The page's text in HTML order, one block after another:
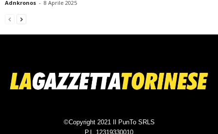
Adnkronos - 8 Aprile 2025
©Copyright 2021 Il PunTo SRLS
P.I. 12319330010